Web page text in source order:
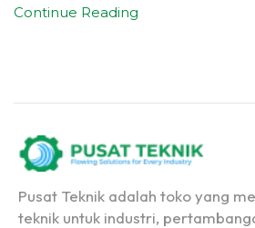
Continue Reading
Pusat Teknik adalah toko yang
teknik untuk industri,